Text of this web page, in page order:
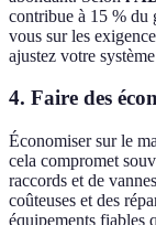
contribue à 15 % du
vous sur les
ajustez votre
4. Faire des
Économiser sur le
cela compromet
raccords et de
coûteuses et des
équipements fiables